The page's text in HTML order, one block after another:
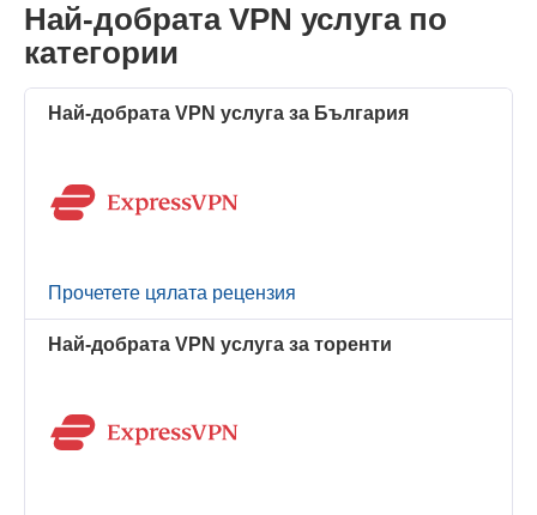
Най-добрата VPN услуга по
категории
Най-добрата VPN услуга за България
Прочетете цялата рецензия
Най-добрата VPN услуга за торенти